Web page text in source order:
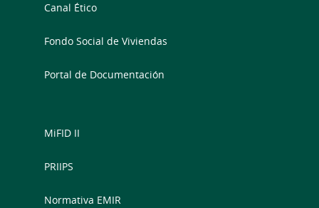
Canal Ético
Fondo Social de Viviendas
Portal de Documentación
MiFID II
PRIIPS
Normativa EMIR